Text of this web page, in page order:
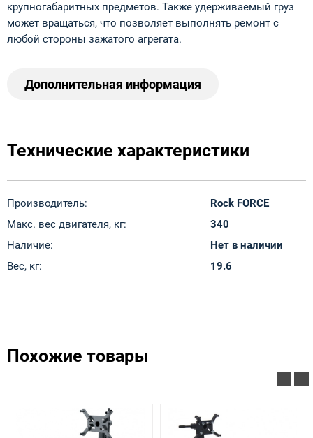
крупногабаритных предметов. Также удерживаемый груз
может вращаться, что позволяет выполнять ремонт с
любой стороны зажатого агрегата.
Дополнительная информация
Технические характеристики
Производитель:
Rock FORCE
Макс. вес двигателя, кг:
340
Наличие:
Нет в наличии
Вес, кг:
19.6
Похожие товары